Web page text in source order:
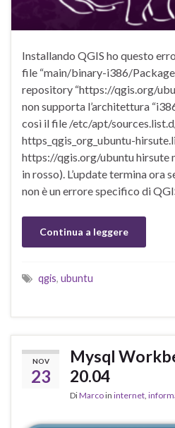
Installando QGIS ho questo
file “main/binary-i386/
repository “https://qgis.org/
non supporta l’architettura
così il file /etc/apt/
https_qgis_org_ubuntu-
https://qgis.org/ubuntu hirsute
in rosso). L’update termina ora
non è un errore specifico di
Continua a leggere
qgis, ubuntu
NOV
23
Mysql
20.04
DiMarcoin internet,